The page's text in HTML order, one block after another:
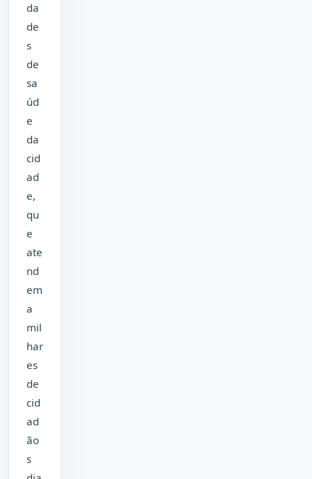
da
de
s
de
sa
úd
e
da
cid
ad
e,
qu
e
ate
nd
em
a
mil
har
es
de
cid
ad
ão
s